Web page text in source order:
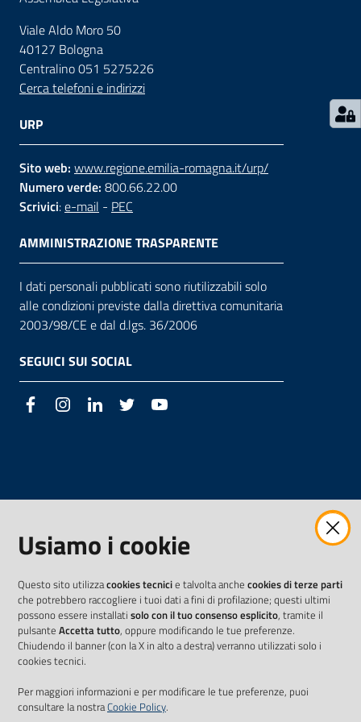
Contatti
su
Viale Aldo Moro 50
40127 Bologna
Centralino 051 5275226
Cerca telefoni e indirizzi
URP
Sito web: www.regione.emilia-romagna.it/urp/
Numero verde: 800.66.22.00
Scrivici:e-mail - PEC
AMMINISTRAZIONE TRASPARENTE
I dati personali pubblicati sono riutilizzabili solo
alle condizioni previste dalla direttiva comunitaria
2003/98/CE e dal d.lgs. 36/2006
SEGUICI SUI SOCIAL
FacebookInstagramLinkedIn Twitter
Usiamo i cookie
Questo sito utilizzacookies tecnicie talvolta anche cookies di terze parti
che potrebbero raccogliere i tuoi dati a fini di profilazione; questi ultimi
possono essere installati solo con il tuo consenso esplicito, tramite il
pulsante Accetta tutto, oppure modificando le tue preferenze.
Chiudendo il banner (con la X in alto a destra) verranno utilizzati solo i
cookies tecnici.
Per maggiori informazioni e per modificare le tue preferenze, puoi
consultare la nostraCookie Policy.